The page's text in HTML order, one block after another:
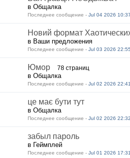
в Общалка
Последнее сообщение - Jul 04 2026 10:37
Новий формат
в Ваши предложения
Последнее сообщение - Jul 03 2026 22:55
Юмор 78 страниц
в Общалка
Последнее сообщение - Jul 02 2026 22:41
це має бути тут
в Общалка
Последнее сообщение - Jul 02 2026 22:32
забыл пароль
в Геймплей
Последнее сообщение - Jul 01 2026 17:31